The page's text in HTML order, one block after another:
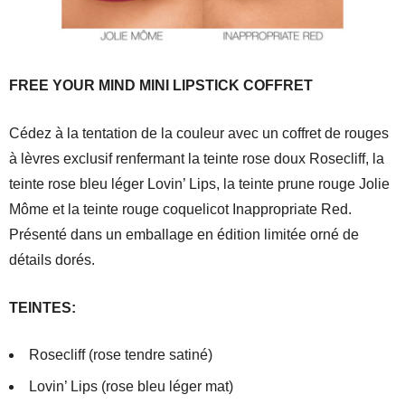
FREE YOUR MIND MINI LIPSTICK COFFRET
Cédez à la tentation de la couleur avec un coffret de rouges
à lèvres exclusif renfermant la teinte rose doux Rosecliff, la
teinte rose bleu léger Lovin’ Lips, la teinte prune rouge Jolie
Môme et la teinte rouge coquelicot Inappropriate Red.
Présenté dans un emballage en édition limitée orné de
détails dorés.
TEINTES:
Rosecliff (rose tendre satiné)
Lovin’ Lips (rose bleu léger mat)